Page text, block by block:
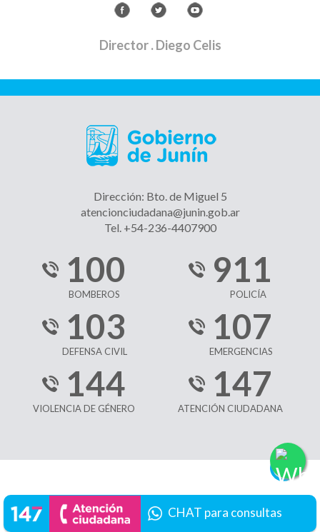
Director. Diego Celis
Dirección: Bto. de Miguel 5
atencionciudadana@junin.gob.ar
Tel. +54-236-4407900
100
BOMBEROS
911
POLICÍA
103
DEFENSA CIVIL
107
EMERGENCIAS
144
VIOLENCIA DE GÉNERO
147
ATENCIÓN CIUDADANA
CHAT para consultas